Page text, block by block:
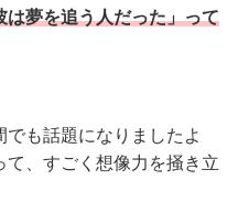
夢を追う人だった」って
も話題になりましたよ
、すごく想像力を掻き立